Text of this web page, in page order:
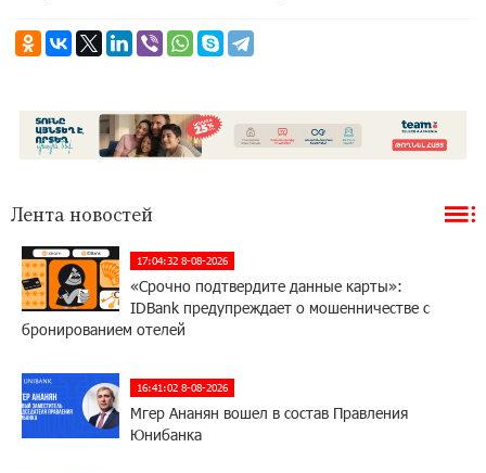
Лента новостей
17:04:32 8-08-2026
«Срочно подтвердите данные карты»:
IDBank предупреждает о мошенничестве с
бронированием отелей
16:41:02 8-08-2026
Мгер Ананян вошел в состав Правления
Юнибанка